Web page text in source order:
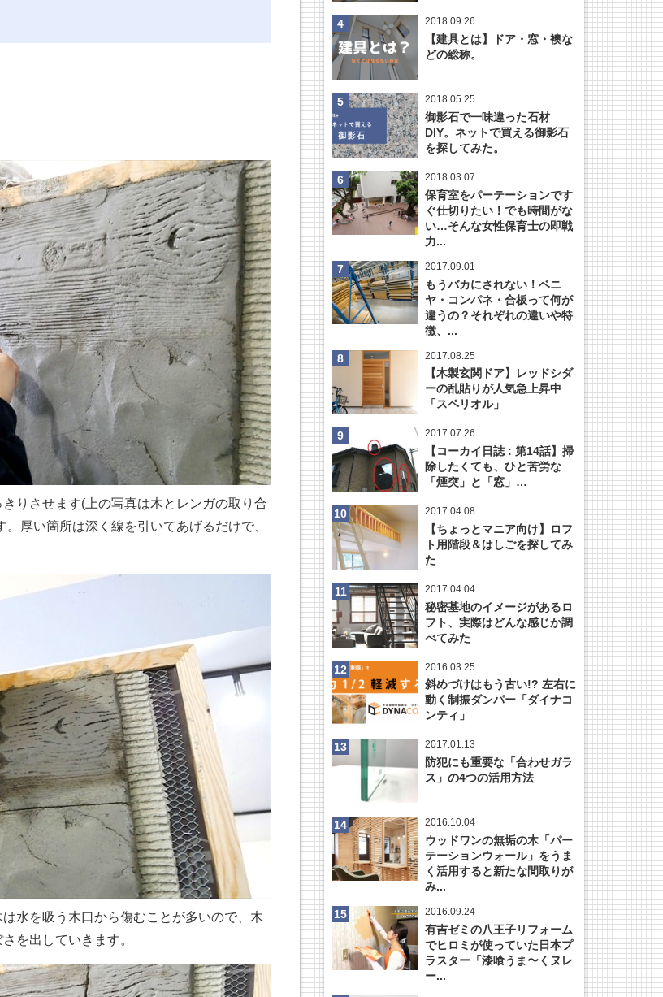
りさせます(上の写真は木とレンガの取り合
厚い箇所は深く線を引いてあげるだけで、
水を吸う木口から傷むことが多いので、木
を出していきます。
2018.09.26
【建具とは】ドア・窓・襖な
どの総称。
2018.05.25
御影石で一味違った石材
DIY。ネットで買える御影石
を探してみた。
2018.03.07
保育室をパーテーションです
ぐ仕切りたい！でも時間がな
い…そんな女性保育士の即戦
力...
2017.09.01
もうバカにされない！ベニ
ヤ・コンパネ・合板って何が
違うの？それぞれの違いや特
徴、...
2017.08.25
【木製玄関ドア】レッドシダ
ーの乱貼りが人気急上昇中
「スペリオル」
2017.07.26
【コーカイ日誌 : 第14話】掃
除したくても、ひと苦労な
「煙突」と「窓」…
2017.04.08
【ちょっとマニア向け】ロフ
ト用階段＆はしごを探してみ
た
2017.04.04
秘密基地のイメージがあるロ
フト、実際はどんな感じか調
べてみた
2016.03.25
斜めづけはもう古い!? 左右に
動く制振ダンパー「ダイナコ
ンティ」
2017.01.13
防犯にも重要な「合わせガラ
ス」の4つの活用方法
2016.10.04
ウッドワンの無垢の木「パー
テーションウォール」をうま
く活用すると新たな間取りが
み...
2016.09.24
有吉ゼミの八王子リフォーム
でヒロミが使っていた日本プ
ラスター「漆喰うま〜くヌレ
ー...